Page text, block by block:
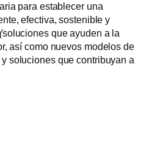
para establecer una
efectiva, sostenible y
soluciones que ayuden a la
así como nuevos modelos de
soluciones que contribuyan a